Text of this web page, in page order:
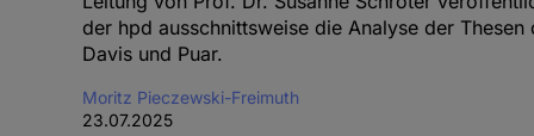
der hpd ausschnittsweise die Analyse der Thesen
Davis und Puar.
Moritz Pieczewski-Freimuth
23.07.2025